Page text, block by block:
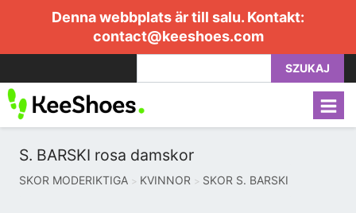
Denna webbplats är till salu. Kontakt:
contact@keeshoes.com
SZUKAJ
S. BARSKI rosa damskor
SKOR MODERIKTIGA KVINNOR SKOR S. BARSKI